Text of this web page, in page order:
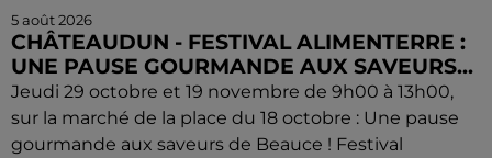
5 août 2026
CHÂTEAUDUN - FESTIVAL ALIMENTERRE :
UNE PAUSE GOURMANDE AUX SAVEURS...
Jeudi 29 octobre et 19 novembre de 9h00 à 13h00,
sur la marché de la place du 18 octobre : Une pause
gourmande aux saveurs de Beauce ! Festival